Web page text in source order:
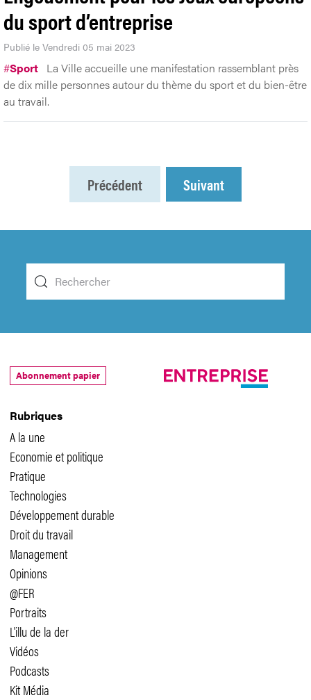
du sport d’entreprise
Publié le Vendredi 05 mai 2023
#Sport La Ville accueille une manifestation rassemblant près
de dix mille personnes autour du thème du sport et du bien-être
au travail.
Précédent Suivant
Rubriques
A la une
Economie et politique
Pratique
Technologies
Développement durable
Droit du travail
Management
Opinions
@FER
Portraits
L'illu de la der
Vidéos
Podcasts
Kit Média
Abonnement papier